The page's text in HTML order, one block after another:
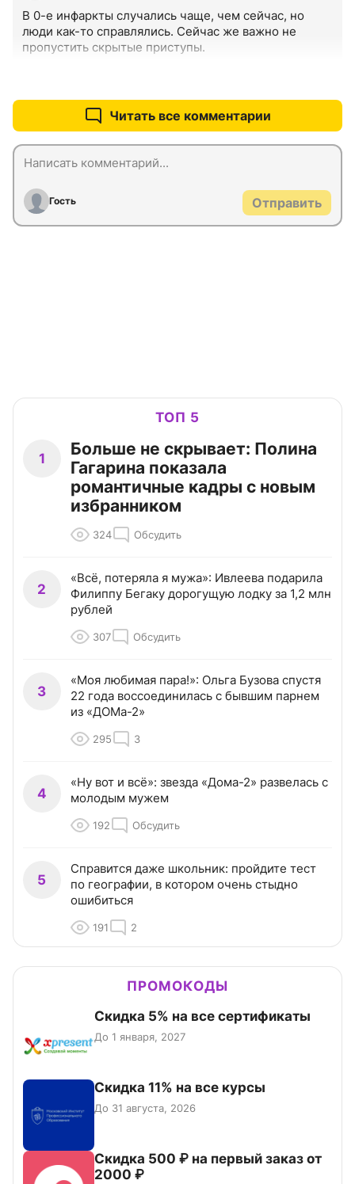
В 0-е инфаркты случались чаще, чем сейчас, но
люди как-то справлялись. Сейчас же важно не
пропустить скрытые приступы.
Читать все комментарии
Гость Отправить
ТОП 5
1
Больше не скрывает: Полина
Гагарина показала
романтичные кадры с новым
избранником
324 Обсудить
2
«Всё, потеряла я мужа»: Ивлеева подарила
Филиппу Бегаку дорогущую лодку за 1,2 млн
рублей
307 Обсудить
3
«Моя любимая пара!»: Ольга Бузова спустя
22 года воссоединилась с бывшим парнем
из «ДОМа-2»
295 3
4
«Ну вот и всё»: звезда «Дома-2» развелась с
молодым мужем
192 Обсудить
5
Справится даже школьник: пройдите тест
по географии, в котором очень стыдно
ошибиться
191 2
ПРОМОКОДЫ
Скидка 5% на все сертификаты
До 1 января, 2027
Скидка 11% на все курсы
До 31 августа, 2026
Скидка 500 ₽ на первый заказ от
2000 ₽